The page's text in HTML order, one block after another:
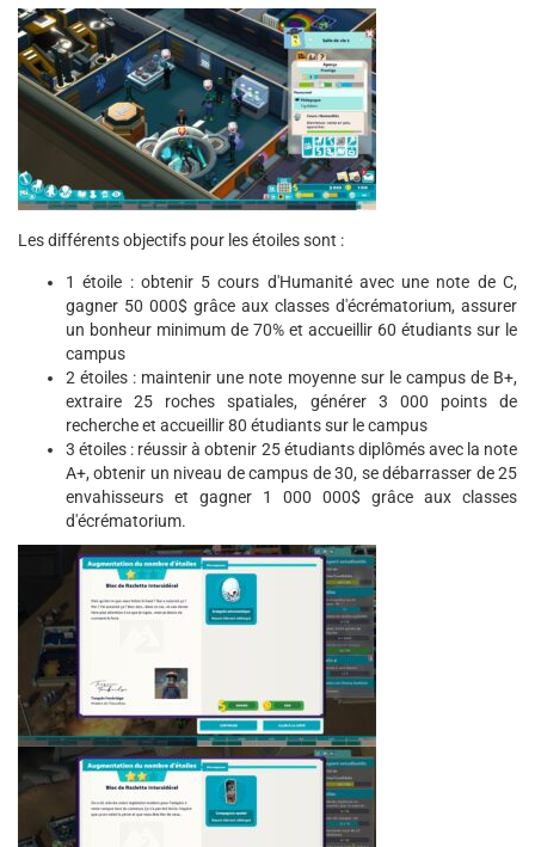
Les différents objectifs pour les étoiles sont :
1 étoile : obtenir 5 cours d'Humanité avec une note de C,
gagner 50 000$ grâce aux classes d'écrématorium, assurer
un bonheur minimum de 70% et accueillir 60 étudiants sur le
campus
2 étoiles : maintenir une note moyenne sur le campus de B+,
extraire 25 roches spatiales, générer 3 000 points de
recherche et accueillir 80 étudiants sur le campus
3 étoiles : réussir à obtenir 25 étudiants diplômés avec la note
A+, obtenir un niveau de campus de 30, se débarrasser de 25
envahisseurs et gagner 1 000 000$ grâce aux classes
d'écrématorium.